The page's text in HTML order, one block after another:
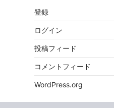
登録
ログイン
投稿フィード
コメントフィード
WordPress.org